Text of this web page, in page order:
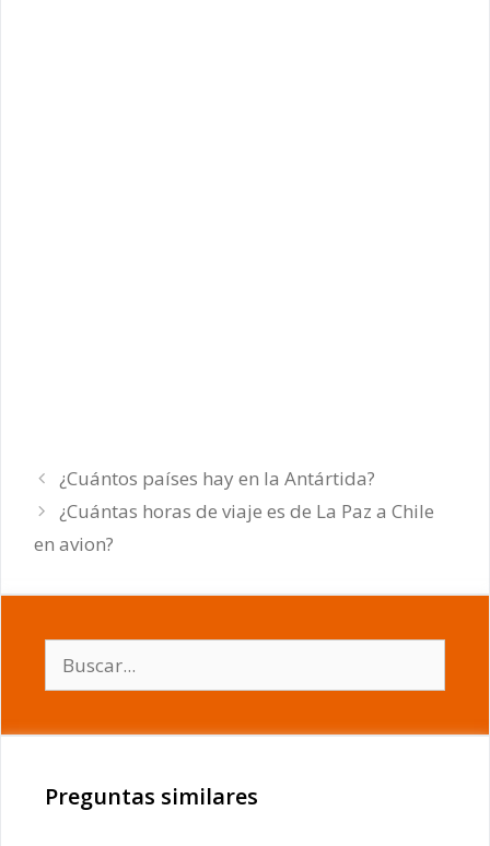
¿Cuántos países hay en la Antártida?
¿Cuántas horas de viaje es de La Paz a Chile
en avion?
Preguntas similares